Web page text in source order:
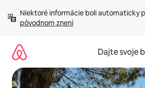
obsah.
Niektoré informácie boli automaticky
pôvodnom znení
Dajte svoje